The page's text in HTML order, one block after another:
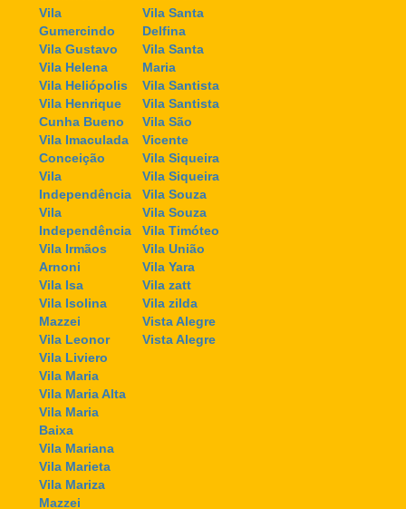
Vila
Gumercindo
Vila Gustavo
Vila Helena
Vila Heliópolis
Vila Henrique
Cunha Bueno
Vila Imaculada
Conceição
Vila
Independência
Vila
Independência
Vila Irmãos
Arnoni
Vila Isa
Vila Isolina
Mazzei
Vila Leonor
Vila Liviero
Vila Maria
Vila Maria Alta
Vila Maria
Baixa
Vila Mariana
Vila Marieta
Vila Mariza
Mazzei
Vila Santa
Delfina
Vila Santa
Maria
Vila Santista
Vila Santista
Vila São
Vicente
Vila Siqueira
Vila Siqueira
Vila Souza
Vila Souza
Vila Timóteo
Vila União
Vila Yara
Vila zatt
Vila zilda
Vista Alegre
Vista Alegre